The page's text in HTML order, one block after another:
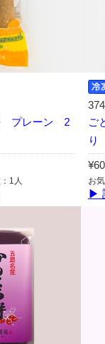
プレーン 2
1人
ご
り
お
▶